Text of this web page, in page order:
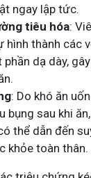
ngay lập tức.
tiêu hóa:
hình thành các
dạ dày,
: Do khó ăn
bụng sau khi
thể dẫn đến
khỏe toàn thân.